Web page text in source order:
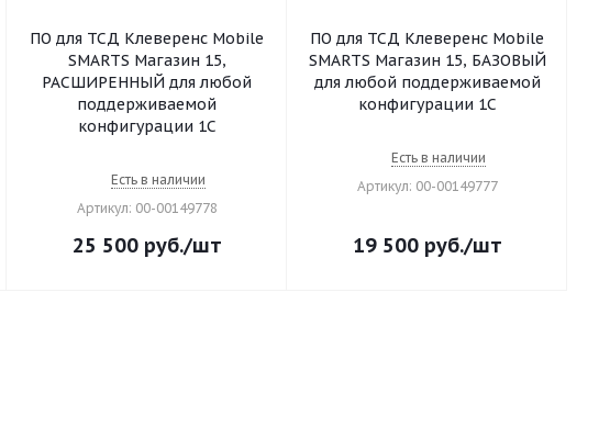
ПО для ТСД Клеверенс Mobile
SMARTS Магазин 15,
РАСШИРЕННЫЙ для любой
поддерживаемой
конфигурации 1С
Есть в наличии
Артикул: 00-00149778
25 500руб./шт
ПО для ТСД Клеверенс Mobile
SMARTS Магазин 15, БАЗОВЫЙ
для любой поддерживаемой
конфигурации 1С
Есть в наличии
Артикул: 00-00149777
19 500руб./шт